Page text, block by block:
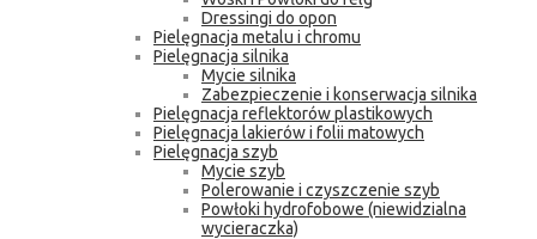
Dressingi do opon
Pielęgnacja metalu i chromu
Pielęgnacja silnika
Mycie silnika
Zabezpieczenie i konserwacja silnika
Pielęgnacja reflektorów plastikowych
Pielęgnacja lakierów i folii matowych
Pielęgnacja szyb
Mycie szyb
Polerowanie i czyszczenie szyb
Powłoki hydrofobowe (niewidzialna
wycieraczka)